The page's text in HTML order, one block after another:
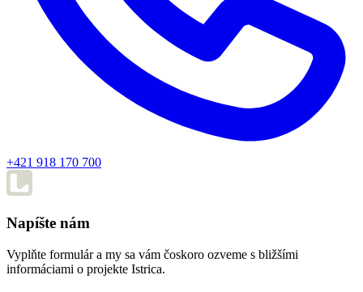
+421 918 170 700
Napíšte nám
Vyplňte formulár a my sa vám čoskoro ozveme s bližšími
informáciami o projekte Istrica.